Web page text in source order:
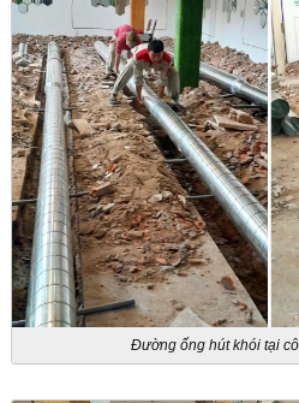
Đường ống hút khói tại